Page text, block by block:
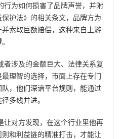
行为如何损害了品牌声誉，并附
护法》的相关条文，品牌方为
索取巨额赔偿，这种来自上游
者涉及的金额巨大、法律关系复
理智的选择，市面上存在专门
，他们深谙平台规则，能通过
多线并进。
让对方发现，在这个行业里他再
和利益链的精准打击，才能让